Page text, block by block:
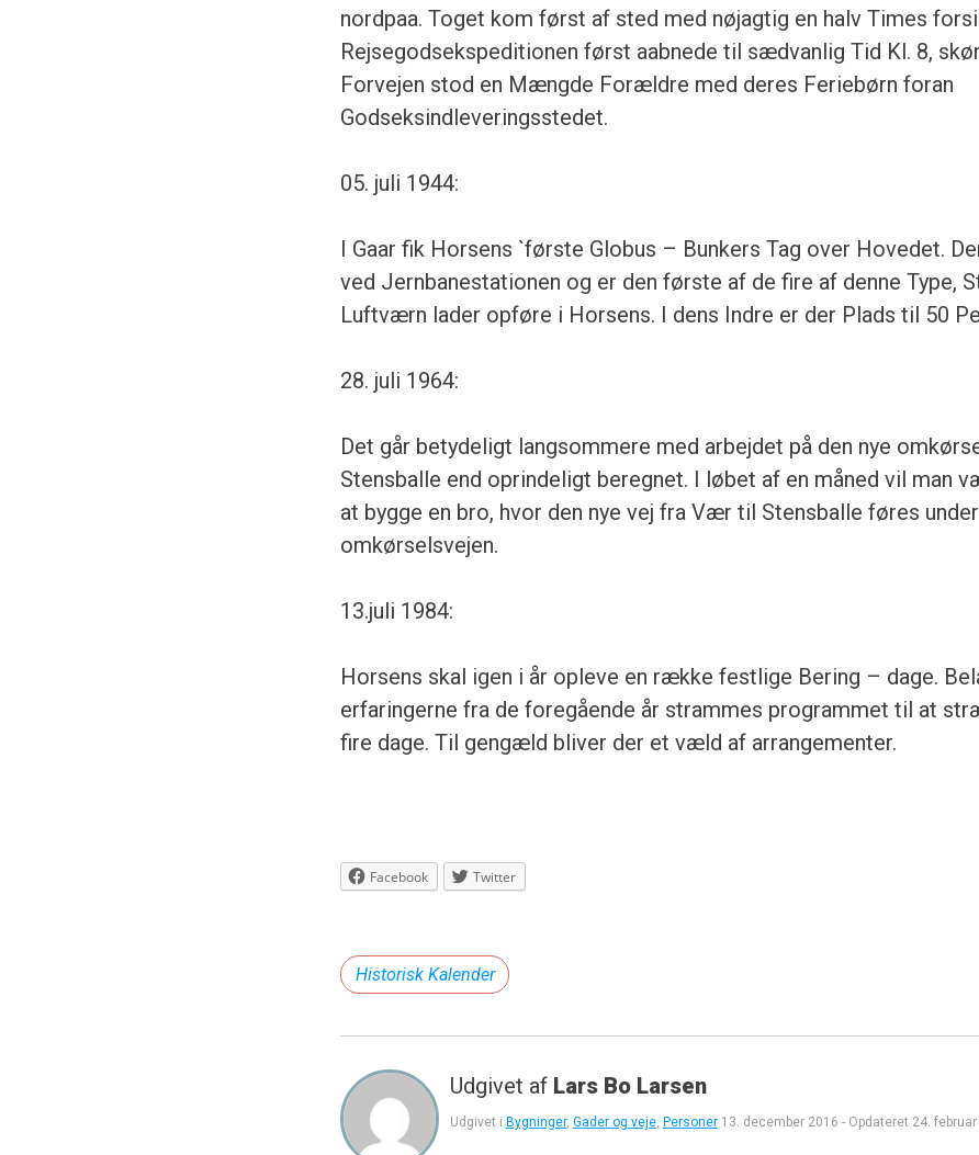
nordpaa. Toget kom først af sted med nøjagtig en halv Times
Rejsegodsekspeditionen først aabnede til sædvanlig Tid Kl. 8,
Forvejen stod en Mængde Forældre med deres Feriebørn foran
Godseksindleveringsstedet.
05. juli 1944:
I Gaar fik Horsens `første Globus – Bunkers Tag over Hovedet.
ved Jernbanestationen og er den første af de fire af denne Type,
Luftværn lader opføre i Horsens. I dens Indre er der Plads til 50
28. juli 1964:
Det går betydeligt langsommere med arbejdet på den nye
Stensballe end oprindeligt beregnet. I løbet af en måned vil man
at bygge en bro, hvor den nye vej fra Vær til Stensballe føres under
omkørselsvejen.
13.juli 1984:
Horsens skal igen i år opleve en række festlige Bering – dage.
erfaringerne fra de foregående år strammes programmet til at
fire dage. Til gengæld bliver der et væld af arrangementer.
Facebook Twitter
Historisk Kalender
Udgivet af Lars Bo Larsen
Udgivet i Bygninger, Gader og veje, Personer 13. december 2016 - Opdateret 24.